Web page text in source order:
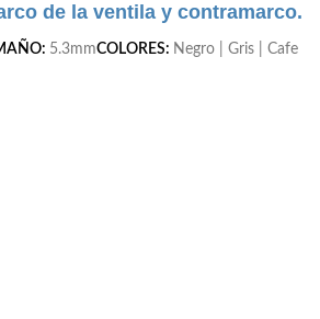
de la ventila y contramarco.
5.3mmCOLORES: Negro | Gris | Cafe